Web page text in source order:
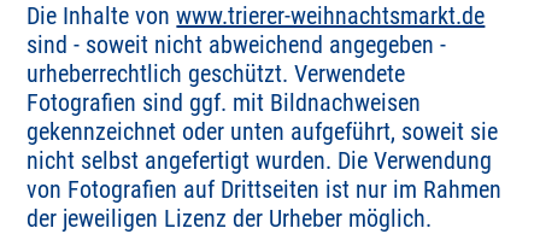
Die Inhalte vonwww.trierer-weihnachtsmarkt.de
sind - soweit nicht abweichend angegeben -
urheberrechtlich geschützt. Verwendete
Fotografien sind ggf. mit Bildnachweisen
gekennzeichnet oder unten aufgeführt, soweit sie
nicht selbst angefertigt wurden. Die Verwendung
von Fotografien auf Drittseiten ist nur im Rahmen
der jeweiligen Lizenz der Urheber möglich.